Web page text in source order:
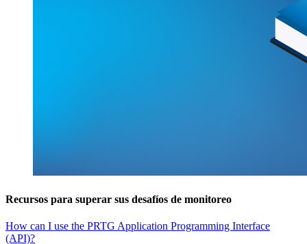
Recursos para superar sus desafíos de monitoreo
How can I use the PRTG Application Programming Interface
(API)?